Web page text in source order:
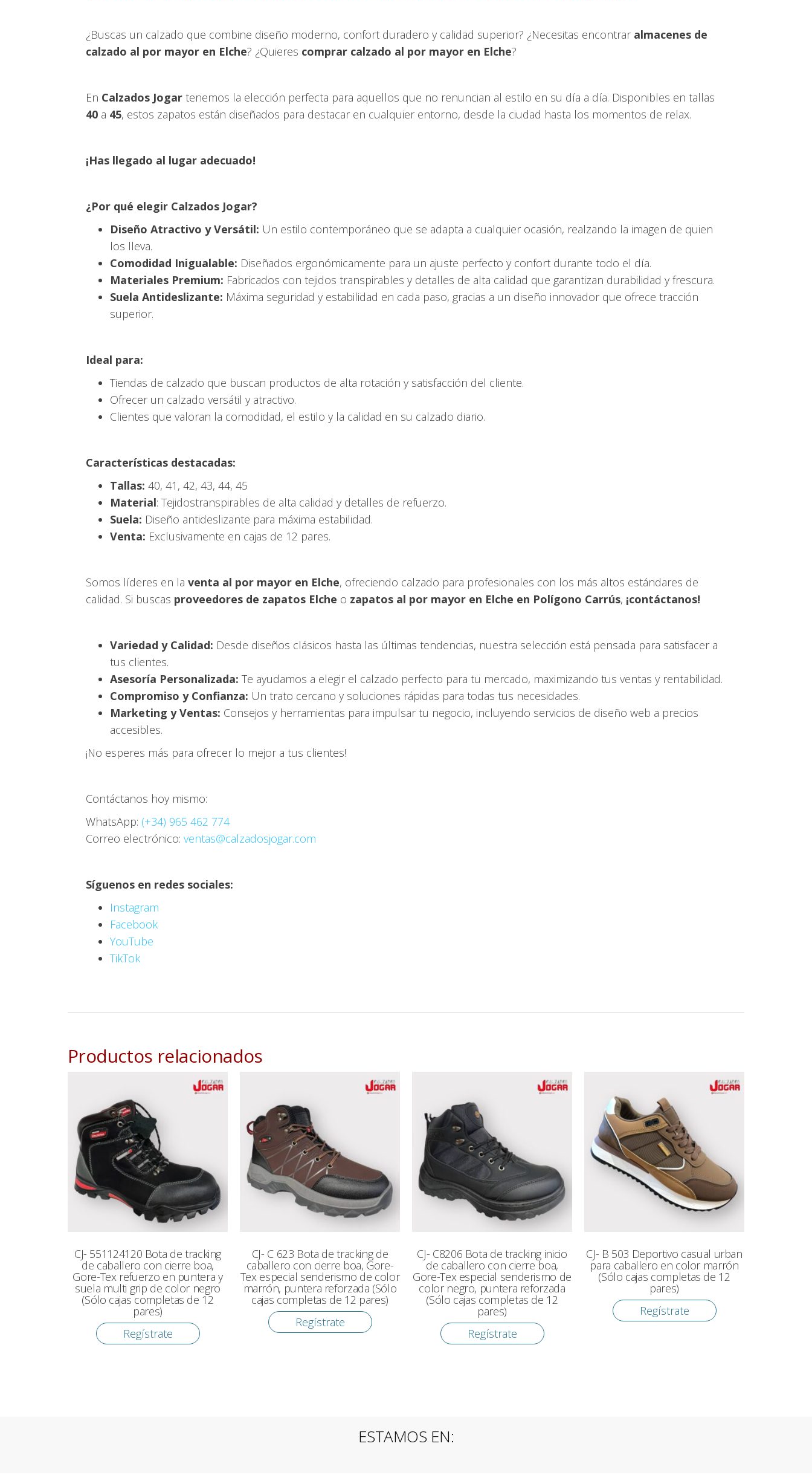
¿Buscas un calzado que combine diseño moderno, confort duradero y calidad superior? ¿Necesitas encontrar almacenes de
calzado al por mayor en Elche? ¿Quieres comprar calzado al por mayor en Elche?
En Calzados Jogar tenemos la elección perfecta para aquellos que no renuncian al estilo en su día a día. Disponibles en tallas
40 a 45, estos zapatos están diseñados para destacar en cualquier entorno, desde la ciudad hasta los momentos de relax.
¡Has llegado al lugar adecuado!
¿Por qué elegir Calzados Jogar?
Diseño Atractivo y Versátil: Un estilo contemporáneo que se adapta a cualquier ocasión, realzando la imagen de quien
los lleva.
Comodidad Inigualable: Diseñados ergonómicamente para un ajuste perfecto y confort durante todo el día.
Materiales Premium: Fabricados con tejidos transpirables y detalles de alta calidad que garantizan durabilidad y frescura.
Suela Antideslizante: Máxima seguridad y estabilidad en cada paso, gracias a un diseño innovador que ofrece tracción
superior.
Ideal para:
Tiendas de calzado que buscan productos de alta rotación y satisfacción del cliente.
Ofrecer un calzado versátil y atractivo.
Clientes que valoran la comodidad, el estilo y la calidad en su calzado diario.
Características destacadas:
Tallas: 40, 41, 42, 43, 44, 45
Material: Tejidostranspirables de alta calidad y detalles de refuerzo.
Suela: Diseño antideslizante para máxima estabilidad.
Venta: Exclusivamente en cajas de 12 pares.
Somos líderes en la venta al por mayor en Elche, ofreciendo calzado para profesionales con los más altos estándares de
calidad. Si buscas proveedores de zapatos Elche o zapatos al por mayor en Elche en Polígono Carrús, ¡contáctanos!
Variedad y Calidad: Desde diseños clásicos hasta las últimas tendencias, nuestra selección está pensada para satisfacer a
tus clientes.
Asesoría Personalizada: Te ayudamos a elegir el calzado perfecto para tu mercado, maximizando tus ventas y rentabilidad.
Compromiso y Confianza: Un trato cercano y soluciones rápidas para todas tus necesidades.
Marketing y Ventas: Consejos y herramientas para impulsar tu negocio, incluyendo servicios de diseño web a precios
accesibles.
¡No esperes más para ofrecer lo mejor a tus clientes!
Contáctanos hoy mismo:
WhatsApp: (+34) 965 462 774
Correo electrónico: ventas@calzadosjogar.com
Síguenos en redes sociales:
Instagram
Facebook
YouTube
TikTok
Productos relacionados
CJ- 551124120 Bota de tracking
de caballero con cierre boa,
Gore-Tex refuerzo en puntera y
suela multi grip de color negro
(Sólo cajas completas de 12
pares)
Regístrate
CJ- C 623 Bota de tracking de
caballero con cierre boa, Gore-
Tex especial senderismo de color
marrón, puntera reforzada (Sólo
cajas completas de 12 pares)
Regístrate
CJ- C8206 Bota de tracking inicio
de caballero con cierre boa,
Gore-Tex especial senderismo de
color negro, puntera reforzada
(Sólo cajas completas de 12
pares)
Regístrate
CJ- B 503 Deportivo casual urban
para caballero en color marrón
(Sólo cajas completas de 12
pares)
Regístrate
ESTAMOS EN: